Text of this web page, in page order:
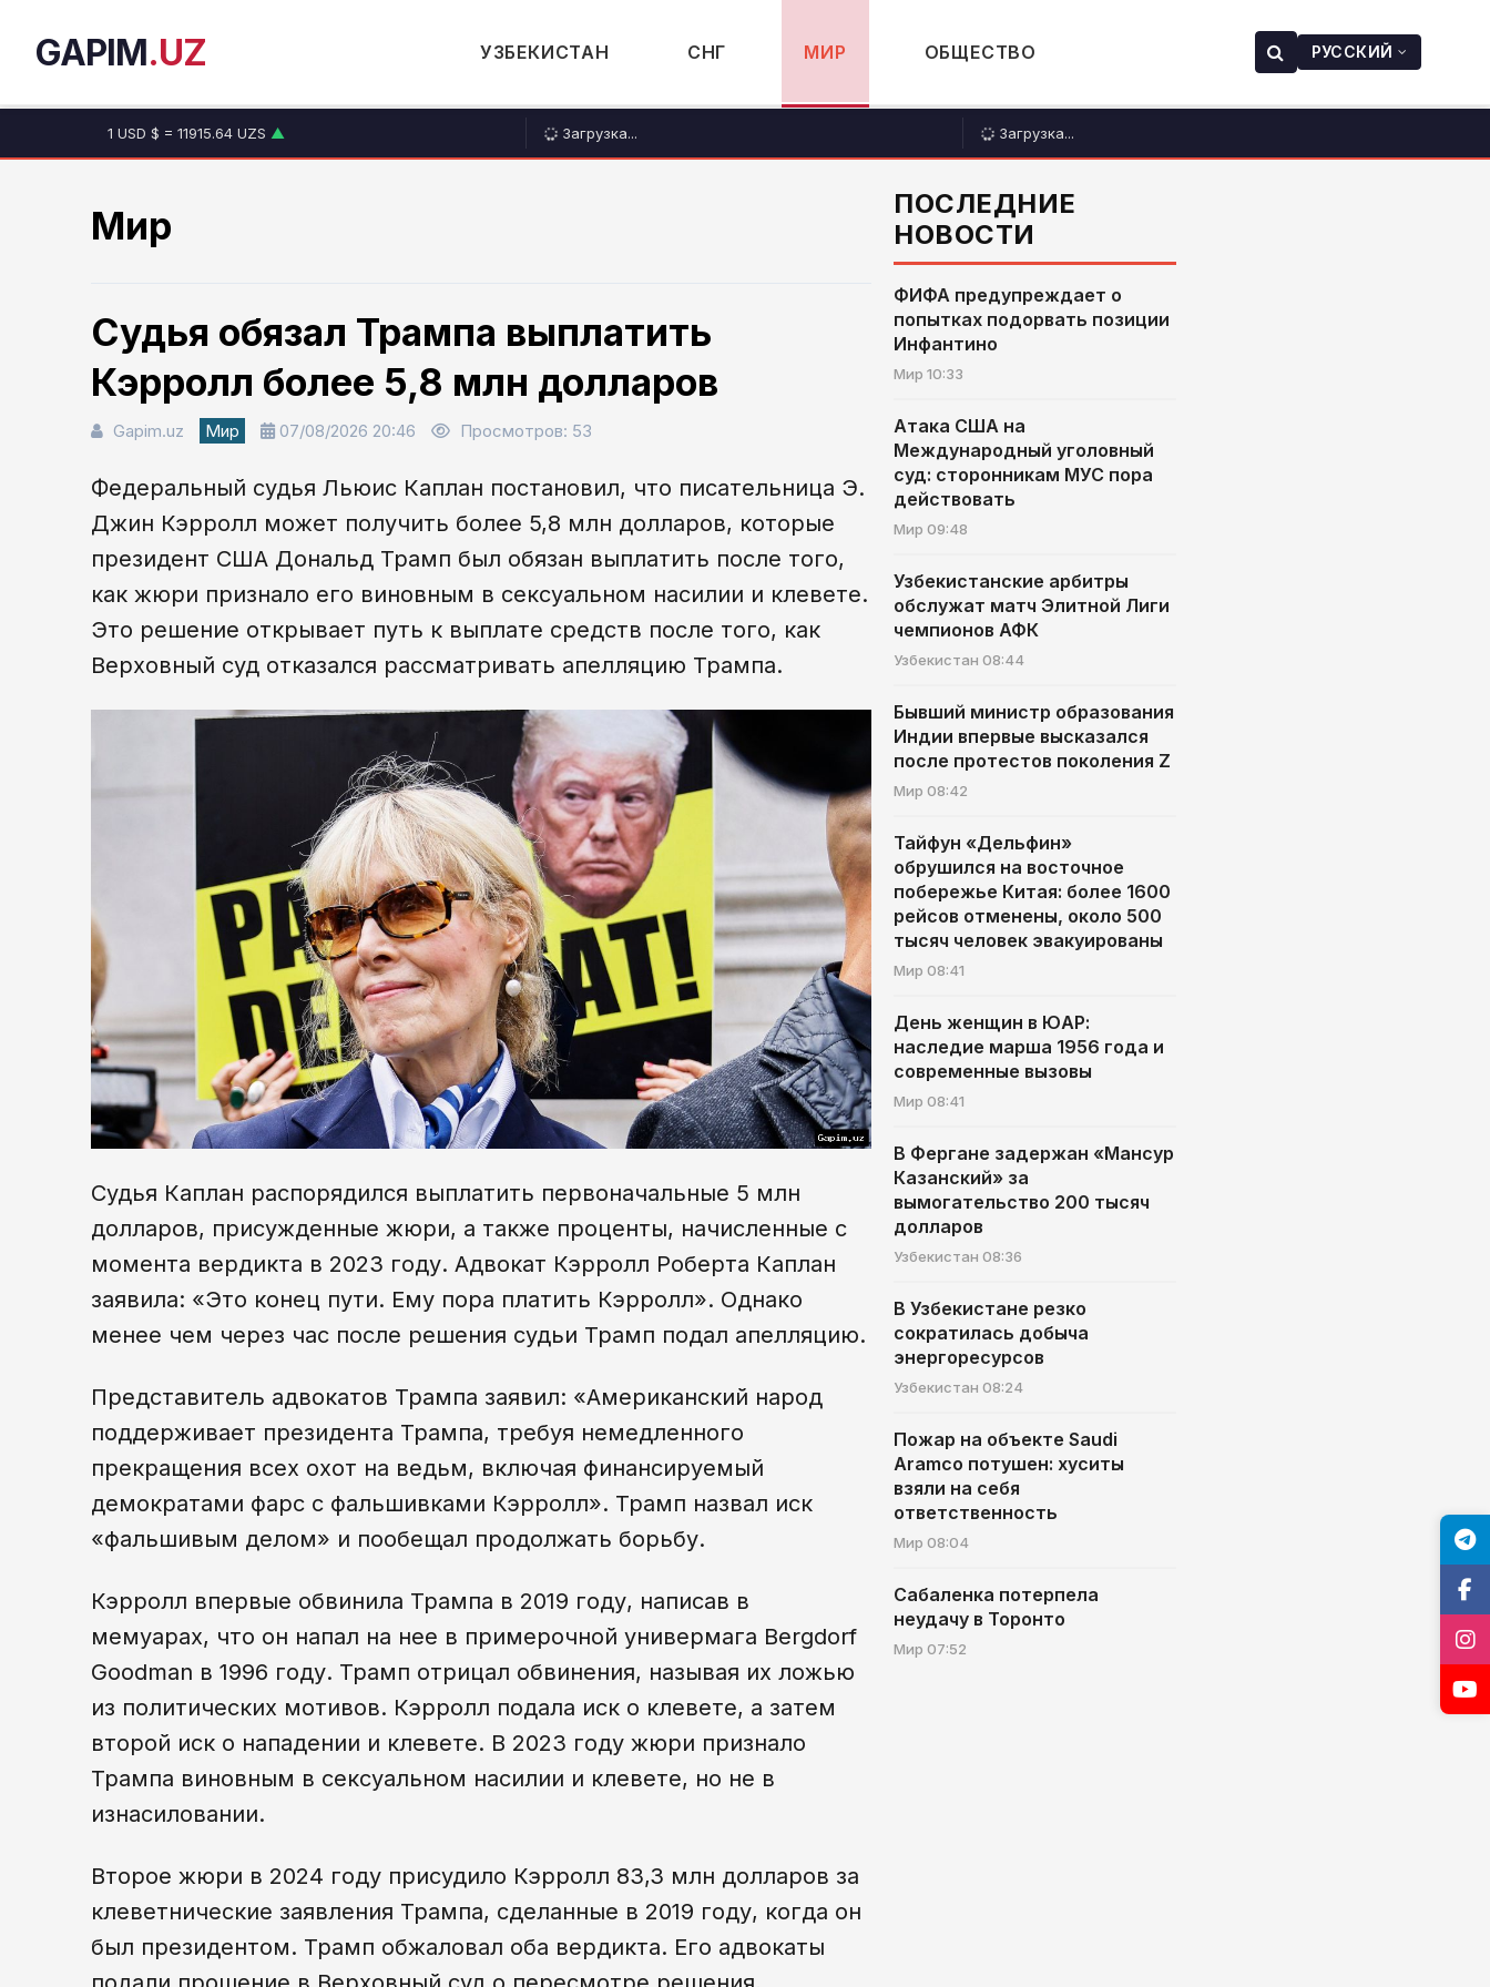
GAPIM.UZ УЗБЕКИСТАН СНГ МИР ОБЩЕСТВО РУССКИЙ
1 USD $ = 11915.64 UZS ▲
Загрузка... Загрузка...
Мир
Судья обязал Трампа выплатить
Кэрролл более 5,8 млн долларов
Gapim.uz Мир 07/08/2026 20:46 Просмотров: 53
Федеральный судья Льюис Каплан постановил, что писательница Э.
Джин Кэрролл может получить более 5,8 млн долларов, которые
президент США Дональд Трамп был обязан выплатить после того,
как жюри признало его виновным в сексуальном насилии и клевете.
Это решение открывает путь к выплате средств после того, как
Верховный суд отказался рассматривать апелляцию Трампа.
Судья Каплан распорядился выплатить первоначальные 5 млн
долларов, присужденные жюри, а также проценты, начисленные с
момента вердикта в 2023 году. Адвокат Кэрролл Роберта Каплан
заявила: «Это конец пути. Ему пора платить Кэрролл». Однако
менее чем через час после решения судьи Трамп подал апелляцию.
Представитель адвокатов Трампа заявил: «Американский народ
поддерживает президента Трампа, требуя немедленного
прекращения всех охот на ведьм, включая финансируемый
демократами фарс с фальшивками Кэрролл». Трамп назвал иск
«фальшивым делом» и пообещал продолжать борьбу.
Кэрролл впервые обвинила Трампа в 2019 году, написав в
мемуарах, что он напал на нее в примерочной универмага Bergdorf
Goodman в 1996 году. Трамп отрицал обвинения, называя их ложью
из политических мотивов. Кэрролл подала иск о клевете, а затем
второй иск о нападении и клевете. В 2023 году жюри признало
Трампа виновным в сексуальном насилии и клевете, но не в
изнасиловании.
Второе жюри в 2024 году присудило Кэрролл 83,3 млн долларов за
клеветнические заявления Трампа, сделанные в 2019 году, когда он
был президентом. Трамп обжаловал оба вердикта. Его адвокаты
ПОСЛЕДНИЕ
НОВОСТИ
ФИФА предупреждает о
попытках подорвать позиции
Инфантино
Мир 10:33
Атака США на
Международный уголовный
суд: сторонникам МУС пора
действовать
Мир 09:48
Узбекистанские арбитры
обслужат матч Элитной Лиги
чемпионов АФК
Узбекистан 08:44
Бывший министр образования
Индии впервые высказался
после протестов поколения Z
Мир 08:42
Тайфун «Дельфин»
обрушился на восточное
побережье Китая: более 1600
рейсов отменены, около 500
тысяч человек эвакуированы
Мир 08:41
День женщин в ЮАР:
наследие марша 1956 года и
современные вызовы
Мир 08:41
В Фергане задержан «Мансур
Казанский» за
вымогательство 200 тысяч
долларов
Узбекистан 08:36
В Узбекистане резко
сократилась добыча
энергоресурсов
Узбекистан 08:24
Пожар на объекте Saudi
Aramco потушен: хуситы
взяли на себя
ответственность
Мир 08:04
Сабаленка потерпела
неудачу в Торонто
Мир 07:52